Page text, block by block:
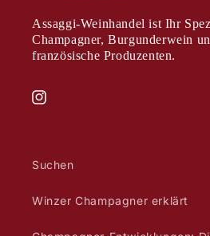
Assaggi-Weinhandel ist Ihr
Champagner, Burgunderwein
französische Produzenten.
Instagram
Suchen
Winzer Champagner erklärt